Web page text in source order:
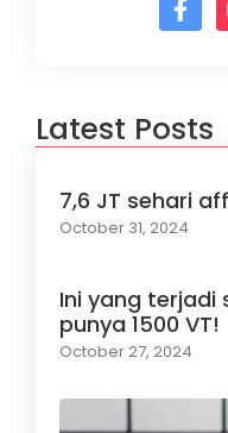
Latest Posts
7,6 JT sehari
October 31, 2024
Ini yang terjadi
punya 1500
October 27, 2024